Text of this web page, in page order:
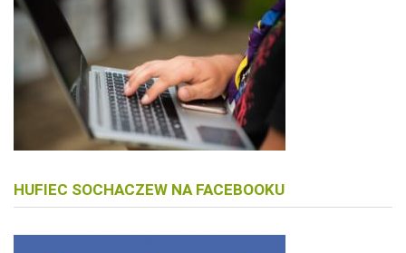
HUFIEC SOCHACZEW NA FACEBOOKU